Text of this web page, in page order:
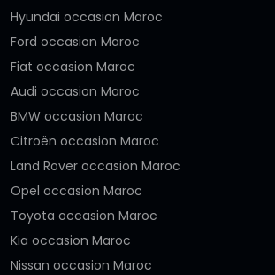
Hyundai occasion Maroc
Ford occasion Maroc
Fiat occasion Maroc
Audi occasion Maroc
BMW occasion Maroc
Citroën occasion Maroc
Land Rover occasion Maroc
Opel occasion Maroc
Toyota occasion Maroc
Kia occasion Maroc
Nissan occasion Maroc